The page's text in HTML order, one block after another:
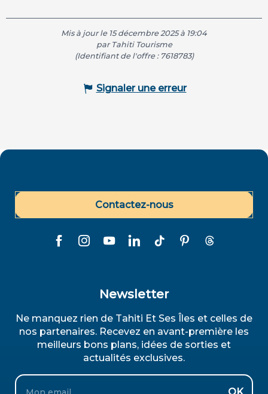
Mis à jour le 15 décembre 2025 à 19:04
par Tahiti Tourisme
(Identifiant de l'offre : 7618783)
Signaler une erreur
Contactez-nous
Newsletter
Ne manquez rien de Tahiti Et Ses Îles et celles de
nos partenaires. Recevez en avant-première les
meilleurs bons plans, idées de sorties et
actualités exclusives.
Email